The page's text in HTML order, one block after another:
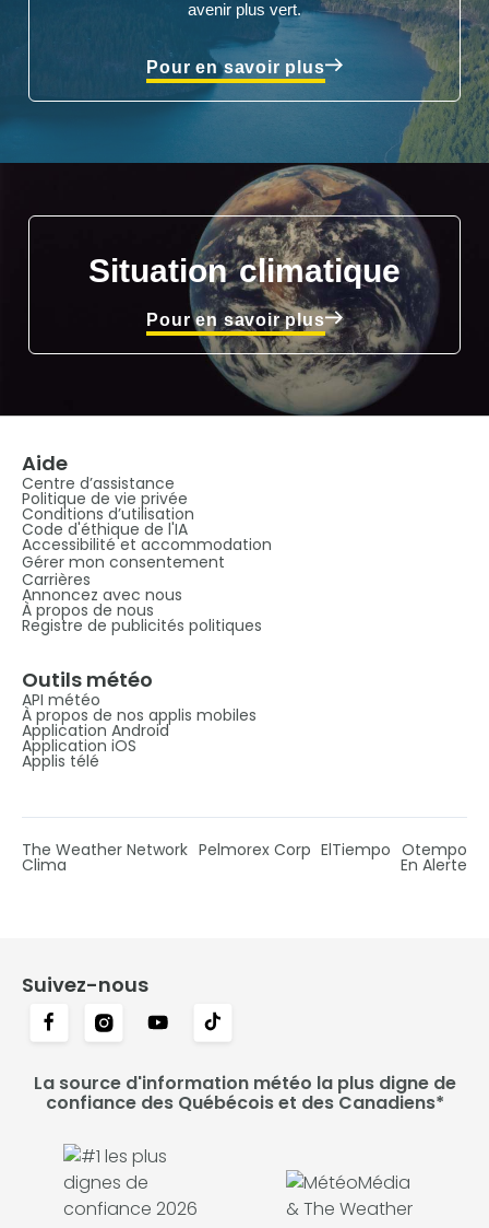
avenir plus vert.
Pour en savoir plus
Situation climatique
Pour en savoir plus
Aide
Centre d’assistance
Politique de vie privée
Conditions d’utilisation
Code d'éthique de l'IA
Accessibilité et accommodation
Gérer mon consentement
Carrières
Annoncez avec nous
À propos de nous
Registre de publicités politiques
Outils météo
API météo
À propos de nos applis mobiles
Application Android
Application iOS
Applis télé
The Weather Network Pelmorex Corp ElTiempo Otempo
Clima En Alerte
Suivez-nous
La source d'information météo la plus digne de
confiance des Québécois et des Canadiens*